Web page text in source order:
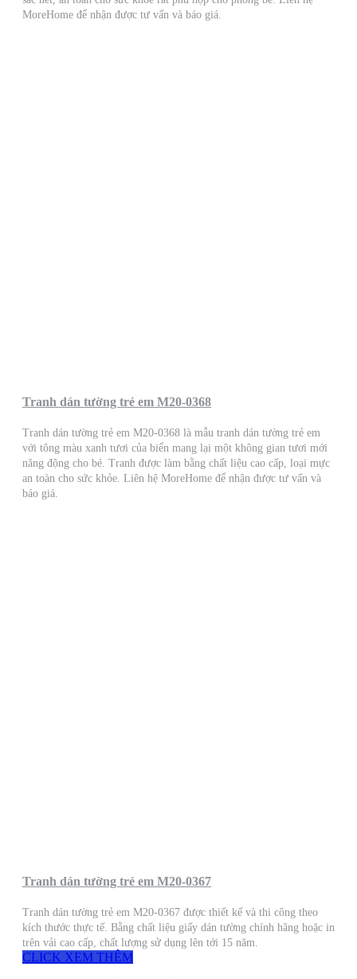
MoreHome để nhận được tư vấn và báo giá.
Tranh dán tường trẻ em M20-0368
Tranh dán tường trẻ em M20-0368 là mẫu tranh dán tường trẻ em
với tông màu xanh tươi của biển mang lại một không gian tươi mới
năng động cho bé. Tranh được làm bằng chất liệu cao cấp, loại mực
an toàn cho sức khỏe. Liên hệ MoreHome để nhận được tư vấn và
báo giá.
Tranh dán tường trẻ em M20-0367
Tranh dán tường trẻ em M20-0367 được thiết kế và thi công theo
kích thước thực tế. Bằng chất liệu giấy dán tường chính hãng hoặc in
trên vải cao cấp, chất lượng sử dụng lên tới 15 năm.
CLICK XEM THÊM